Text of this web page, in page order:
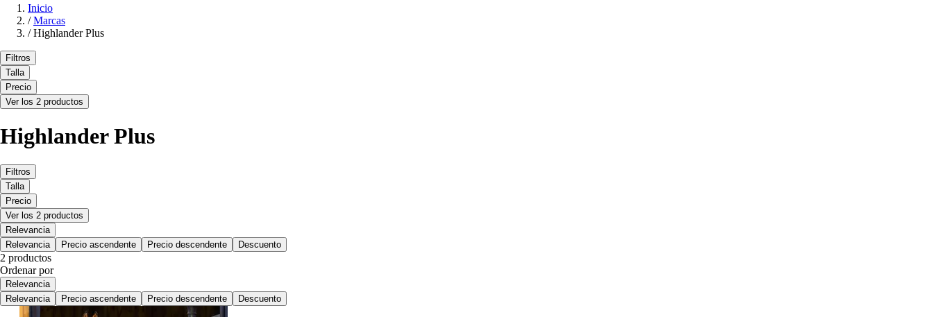
Inicio
/ Marcas
/ Highlander Plus
Filtros
Talla
Precio
Ver los 2 productos
Highlander Plus
Filtros
Talla
Precio
Ver los 2 productos
Relevancia
Relevancia
Precio ascendente Precio descendente Descuento
2 productos
Ordenar por
Relevancia
Relevancia
Precio ascendente Precio descendente Descuento